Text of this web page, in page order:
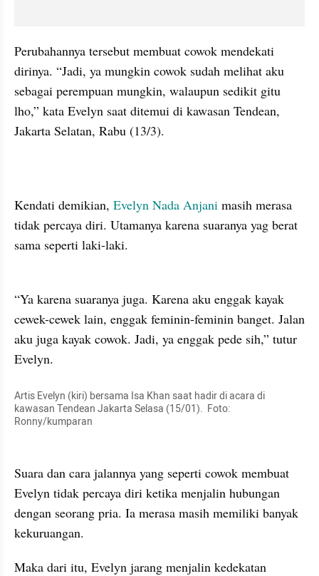
Perubahannya tersebut membuat cowok mendekati
dirinya. “Jadi, ya mungkin cowok sudah melihat aku
sebagai perempuan mungkin, walaupun sedikit gitu
lho,” kata Evelyn saat ditemui di kawasan Tendean,
Jakarta Selatan, Rabu (13/3).
Kendati demikian, Evelyn Nada Anjani masih merasa
tidak percaya diri. Utamanya karena suaranya yag berat
sama seperti laki-laki.
“Ya karena suaranya juga. Karena aku enggak kayak
cewek-cewek lain, enggak feminin-feminin banget. Jalan
aku juga kayak cowok. Jadi, ya enggak pede sih,” tutur
Artis Evelyn (kiri) bersama Isa Khan saat hadir di acara di
kawasan Tendean Jakarta Selasa (15/01).  Foto:
Ronny/kumparan
Suara dan cara jalannya yang seperti cowok membuat
Evelyn tidak percaya diri ketika menjalin hubungan
dengan seorang pria. Ia merasa masih memiliki banyak
Maka dari itu, Evelyn jarang menjalin kedekatan